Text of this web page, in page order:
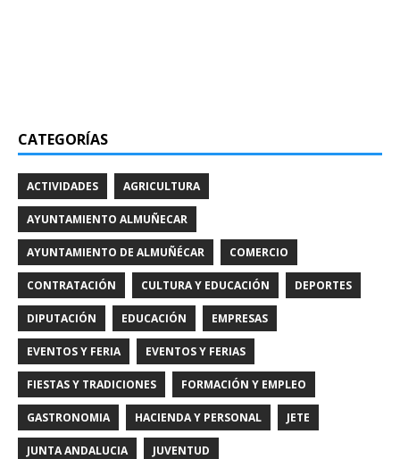
CATEGORÍAS
ACTIVIDADES AGRICULTURA
AYUNTAMIENTO ALMUÑECAR
AYUNTAMIENTO DE ALMUÑÉCAR COMERCIO
CONTRATACIÓN CULTURA Y EDUCACIÓN DEPORTES
DIPUTACIÓN EDUCACIÓN EMPRESAS
EVENTOS Y FERIA EVENTOS Y FERIAS
FIESTAS Y TRADICIONES FORMACIÓN Y EMPLEO
GASTRONOMIA HACIENDA Y PERSONAL JETE
JUNTA ANDALUCIA JUVENTUD